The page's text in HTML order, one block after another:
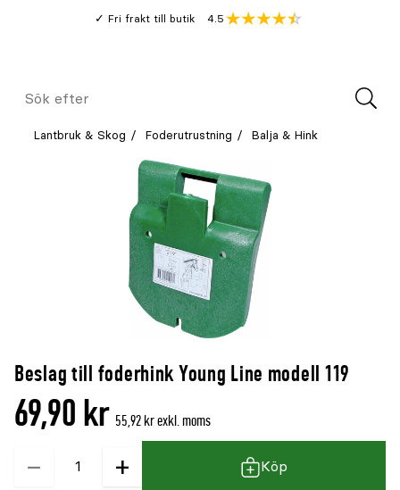
Fri frakt till butik
Genomsnitt
4.5
Meny
Sök
Lantbruk & Skog Foderutrustning Balja & Hink
Beslag till foderhink Young Line modell 119
69,90 kr 55,92 kr exkl. moms
−
Kvantitet + Köp